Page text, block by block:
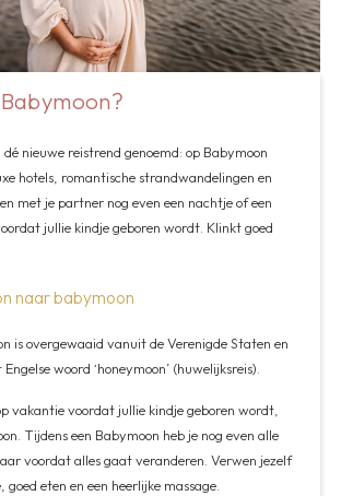
nieuwe reistrend genoemd: op Babymoon
hotels, romantische strandwandelingen en
met je partner nog even een nachtje of een
jullie kindje geboren wordt. Klinkt goed
naar babymoon
is overgewaaid vanuit de Verenigde Staten en
woord ‘honeymoon’ (huwelijksreis).
vakantie voordat jullie kindje geboren wordt,
Tijdens een Babymoon heb je nog even alle
voordat alles gaat veranderen. Verwen jezelf
goed eten en een heerlijke massage.